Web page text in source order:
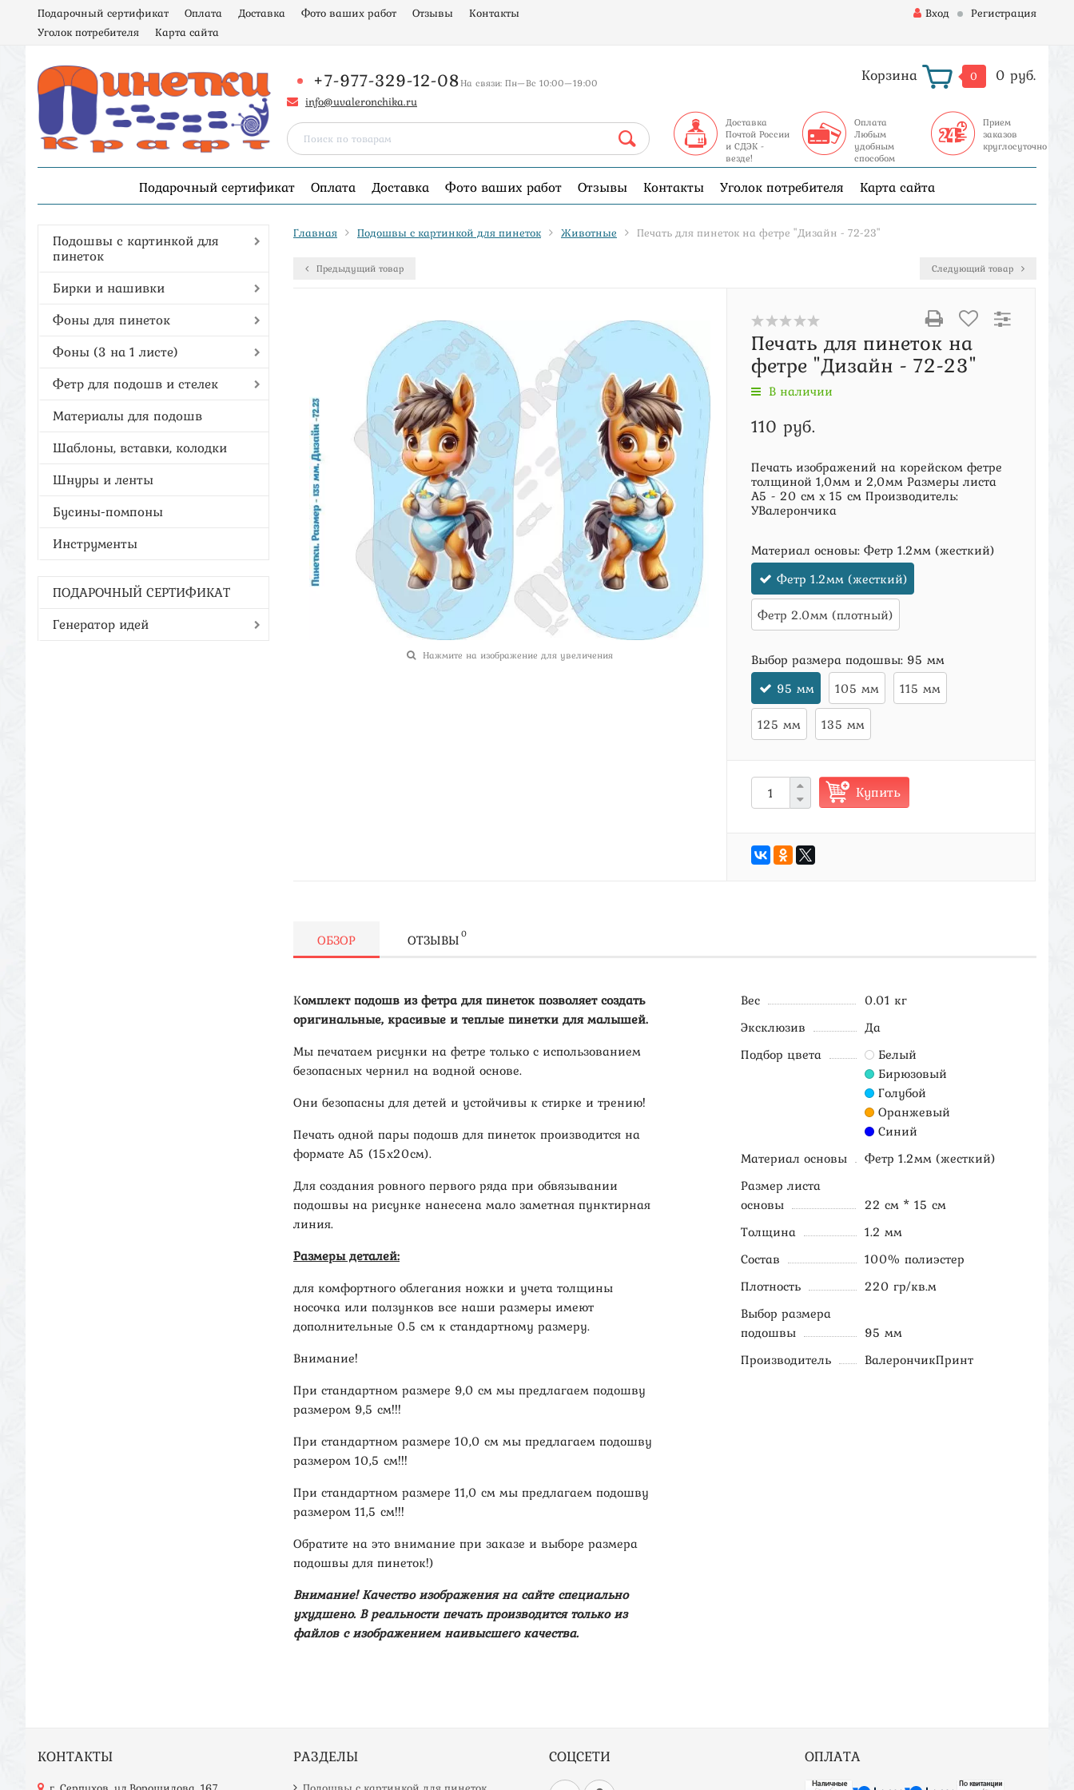
Подарочный сертификат Оплата Доставка Фото ваших работ Отзывы
Контакты
Уголок потребителя
Карта сайта
Вход Регистрация
+7-977-329-12-08На связи: Пн—Вс 10:00—19:00
info@uvaleronchika.ru
Корзина 0 0 руб.
Доставка
Почтой России
и СДЭК -
везде!
Оплата
Любым
удобным
способом
Прием
заказов
круглосуточно
Подарочный сертификат Оплата Доставка Фото ваших работ Отзывы Контакты Уголок потребителя Карта сайта
Подошвы с картинкой для
пинеток
Бирки и нашивки
Фоны для пинеток
Фоны (3 на 1 листе)
Фетр для подошв и стелек
Материалы для подошв
Шаблоны, вставки, колодки
Шнуры и ленты
Бусины-помпоны
Инструменты
ПОДАРОЧНЫЙ СЕРТИФИКАТ
Генератор идей
Главная Подошвы с картинкой для пинеток Животные Печать для пинеток на фетре "Дизайн - 72-23"
Предыдущий товар Следующий товар
Нажмите на изображение для увеличения
Печать для пинеток на
фетре "Дизайн - 72-23"
В наличии
110 руб.
Печать изображений на корейском фетре
толщиной 1,0мм и 2,0мм Размеры листа
А5 - 20 см х 15 см Производитель:
УВалерончика
Материал основы: Фетр 1.2мм (жесткий)
Фетр 1.2мм (жесткий)
Фетр 2.0мм (плотный)
Выбор размера подошвы: 95 мм
95 мм
105 мм
115 мм
125 мм
135 мм
Купить
ОБЗОР ОТЗЫВЫ0
Комплект подошв из фетра для пинеток позволяет создать
оригинальные, красивые и теплые пинетки для малышей.
Мы печатаем рисунки на фетре только с использованием
безопасных чернил на водной основе.
Они безопасны для детей и устойчивы к стирке и трению!
Печать одной пары подошв для пинеток производится на
формате А5 (15х20см).
Для создания ровного первого ряда при обвязывании
подошвы на рисунке нанесена мало заметная пунктирная
линия.
Размеры деталей:
для комфортного облегания ножки и учета толщины
носочка или ползунков все наши размеры имеют
дополнительные 0.5 см к стандартному размеру.
Внимание!
При стандартном размере 9,0 см мы предлагаем подошву
размером 9,5 см!!!
При стандартном размере 10,0 см мы предлагаем подошву
размером 10,5 см!!!
При стандартном размере 11,0 см мы предлагаем подошву
размером 11,5 см!!!
Обратите на это внимание при заказе и выборе размера
подошвы для пинеток!)
Внимание! Качество изображения на сайте специально
ухудшено. В реальности печать производится только из
файлов с изображением наивысшего качества.
Вес
0.01 кг
Эксклюзив
Да
Подбор цвета
Белый
Бирюзовый
Голубой
Оранжевый
Синий
Материал основы
Фетр 1.2мм (жесткий)
Размер листа
основы
22 см * 15 см
Толщина
1.2 мм
Состав
100% полиэстер
Плотность
220 гр/кв.м
Выбор размера
подошвы
95 мм
Производитель
ВалерончикПринт
КОНТАКТЫ РАЗДЕЛЫ СОЦСЕТИ ОПЛАТА